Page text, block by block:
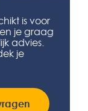
is voor
je graag
advies.
je